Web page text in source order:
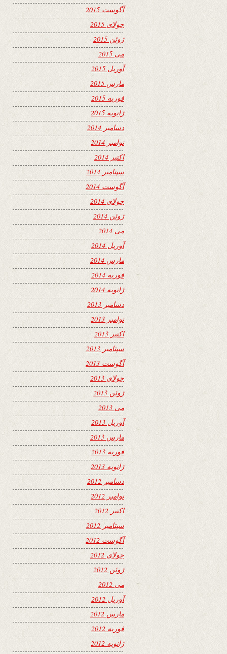
آگوست 2015
جولای 2015
ژوئن 2015
می 2015
آوریل 2015
مارس 2015
فوریه 2015
ژانویه 2015
دسامبر 2014
نوامبر 2014
اکتبر 2014
سپتامبر 2014
آگوست 2014
جولای 2014
ژوئن 2014
می 2014
آوریل 2014
مارس 2014
فوریه 2014
ژانویه 2014
دسامبر 2013
نوامبر 2013
اکتبر 2013
سپتامبر 2013
آگوست 2013
جولای 2013
ژوئن 2013
می 2013
آوریل 2013
مارس 2013
فوریه 2013
ژانویه 2013
دسامبر 2012
نوامبر 2012
اکتبر 2012
سپتامبر 2012
آگوست 2012
جولای 2012
ژوئن 2012
می 2012
آوریل 2012
مارس 2012
فوریه 2012
ژانویه 2012